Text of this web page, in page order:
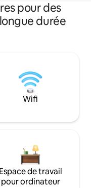
pour des
durée
Wifi
Espace de travail
pour ordinateur